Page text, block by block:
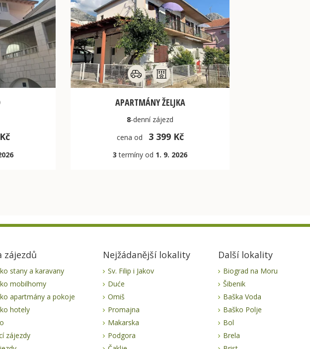
APARTMÁNY ŽELJKA
8-dennízájezd
cena od
3 399 Kč
3 termíny od 1. 9. 2026
zájezdů
stany a karavany
mobilhomy
apartmány a pokoje
hotely
zájezdy
Nejžádanější lokality
Sv. Filip i Jakov
Duće
Omiš
Promajna
Makarska
Podgora
Další lokality
Biograd na Moru
Šibenik
Baška Voda
Baško Polje
Bol
Brela